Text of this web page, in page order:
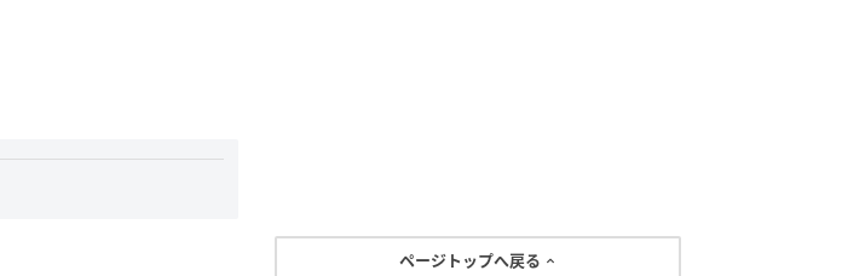
ページトップへ戻る